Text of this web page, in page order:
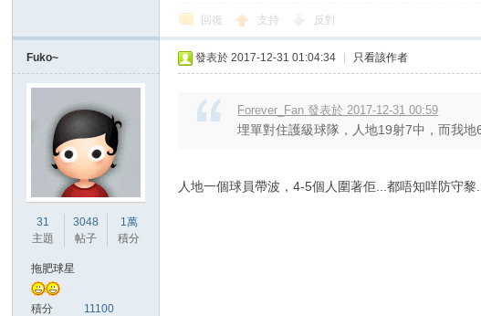
愛
回復 支持 反對
Fuko~
31
主題
3048
帖子
1萬
積分
拖肥球星
積分 11100
發表於 2017-12-31 01:04:34 只看該作者
Forever_Fan 發表於 2017-12-31 00:59
埋單對住護級球隊，人地19射7中，而我
人地一個球員帶波，4-5個人圍著佢...都唔知咩防守